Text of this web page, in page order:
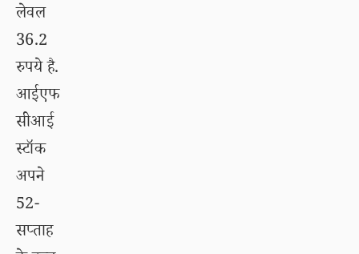
लेवल
36.2
रुपये है.
आईएफ
सीआई
स्टॉक
अपने
52-
सप्ताह